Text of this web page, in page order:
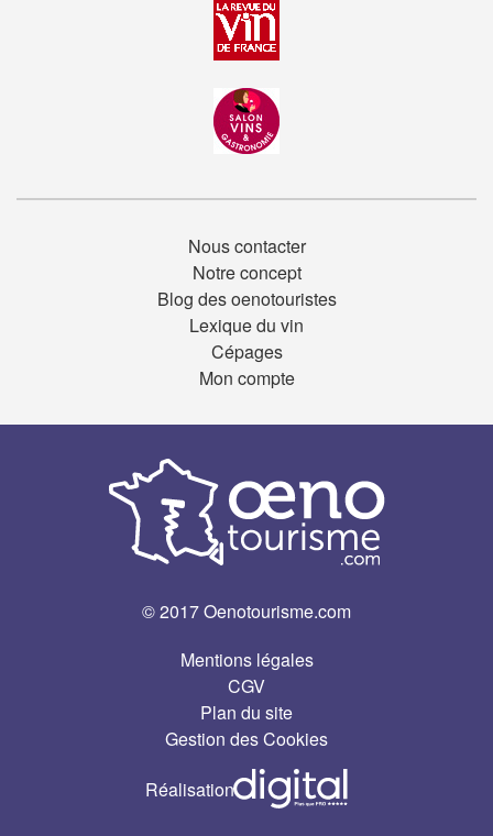
Nous contacter
Notre concept
Blog des oenotouristes
Lexique du vin
Cépages
Mon compte
© 2017 Oenotourisme.com
Réalisation
Mentions légales
CGV
Plan du site
Gestion des Cookies